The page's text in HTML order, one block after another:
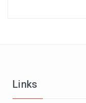
Links